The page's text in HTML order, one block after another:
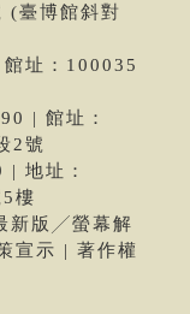
(臺博館斜對
址：100035
| 館址：
2號
地址：
樓
新版╱螢幕解
宣示 | 著作權